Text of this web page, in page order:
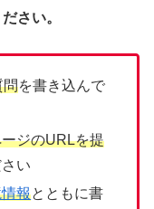
さい。
問を書き込んで
ジのURLを提
い
報とともに書